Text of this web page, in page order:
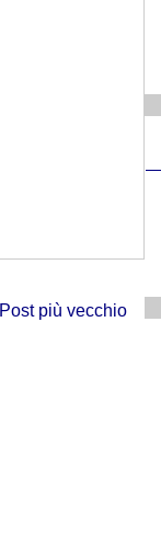
Post più vecchio